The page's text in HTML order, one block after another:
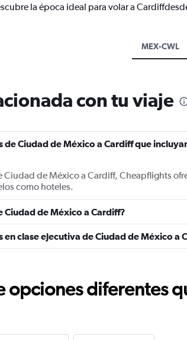
la época ideal para volar a
MEX-CWL
con tu viaje
de Ciudad de México a Cardiff que
Ciudad de México a Cardiff, Cheapflights
como hoteles.
Ciudad de México a Cardiff?
clase ejecutiva de Ciudad de México a
opciones diferentes